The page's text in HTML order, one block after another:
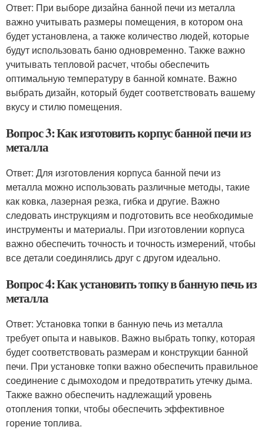
Ответ: При выборе дизайна банной печи из металла
важно учитывать размеры помещения, в котором она
будет установлена, а также количество людей, которые
будут использовать баню одновременно. Также важно
учитывать тепловой расчет, чтобы обеспечить
оптимальную температуру в банной комнате. Важно
выбрать дизайн, который будет соответствовать вашему
вкусу и стилю помещения.
Вопрос 3: Как изготовить корпус банной печи из
металла
Ответ: Для изготовления корпуса банной печи из
металла можно использовать различные методы, такие
как ковка, лазерная резка, гибка и другие. Важно
следовать инструкциям и подготовить все необходимые
инструменты и материалы. При изготовлении корпуса
важно обеспечить точность и точность измерений, чтобы
все детали соединялись друг с другом идеально.
Вопрос 4: Как установить топку в банную печь из
металла
Ответ: Установка топки в банную печь из металла
требует опыта и навыков. Важно выбрать топку, которая
будет соответствовать размерам и конструкции банной
печи. При установке топки важно обеспечить правильное
соединение с дымоходом и предотвратить утечку дыма.
Также важно обеспечить надлежащий уровень
отопления топки, чтобы обеспечить эффективное
горение топлива.